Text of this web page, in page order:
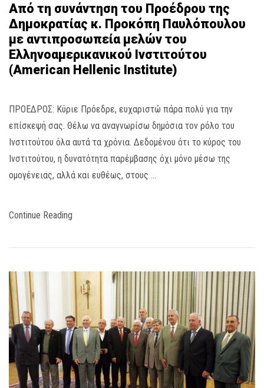
Από τη συνάντηση του Προέδρου της
Δημοκρατίας κ. Προκόπη Παυλόπουλου
με αντιπροσωπεία μελών του
Ελληνοαμερικανικού Ινστιτούτου
(American Hellenic Institute)
ΠΡΟΕΔΡΟΣ: Κύριε Πρόεδρε, ευχαριστώ πάρα πολύ για την
επίσκεψή σας. Θέλω να αναγνωρίσω δημόσια τον ρόλο του
Ινστιτούτου όλα αυτά τα χρόνια. Δεδομένου ότι το κύρος του
Ινστιτούτου, η δυνατότητα παρέμβασης όχι μόνο μέσω της
ομογένειας, αλλά και ευθέως, στους …
Continue Reading